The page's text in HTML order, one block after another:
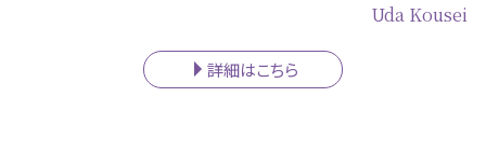
Uda Kousei
詳細はこちら